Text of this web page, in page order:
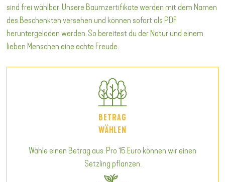
sind frei wählbar. Unsere Baumzertifikate werden mit dem Namen
des Beschenkten versehen und können sofort als PDF
heruntergeladen werden. So bereitest du der Natur und einem
lieben Menschen eine echte Freude.
BETRAG
WÄHLEN
Wähle einen Betrag aus. Pro 15 Euro können wir einen
Setzling pflanzen.